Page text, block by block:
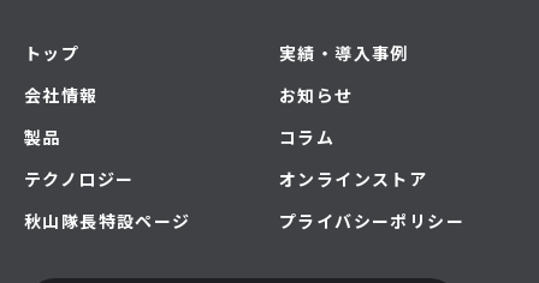
トップ
会社情報
製品
テクノロジー
秋山隊長特設ページ
実績・導入事例
お知らせ
コラム
オンラインストア
プライバシーポリシー